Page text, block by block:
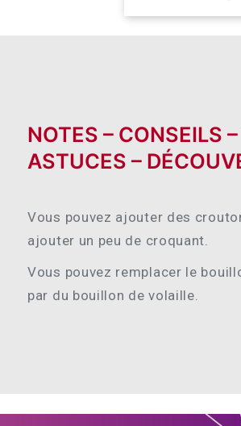
NOTES – CONSEILS
ASTUCES –
Vous pouvez ajouter des
ajouter un peu de croquant.
Vous pouvez remplacer le
par du bouillon de volaille.